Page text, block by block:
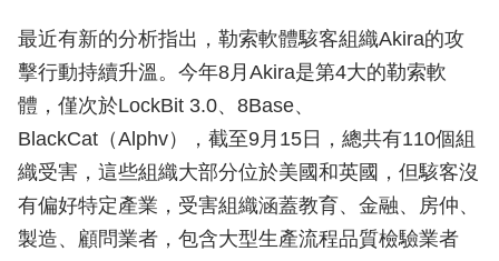
最近有新的分析指出，勒索軟體駭客組織Akira的攻
擊行動持續升溫。今年8月Akira是第4大的勒索軟
體，僅次於LockBit 3.0、8Base、
BlackCat（Alphv），截至9月15日，總共有110個組
織受害，這些組織大部分位於美國和英國，但駭客沒
有偏好特定產業，受害組織涵蓋教育、金融、房仲、
製造、顧問業者，包含大型生產流程品質檢驗業者